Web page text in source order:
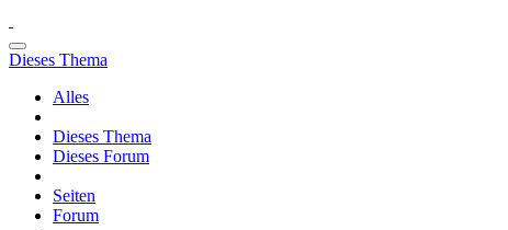
Dieses Thema
Alles
Dieses Thema
Dieses Forum
Seiten
Forum